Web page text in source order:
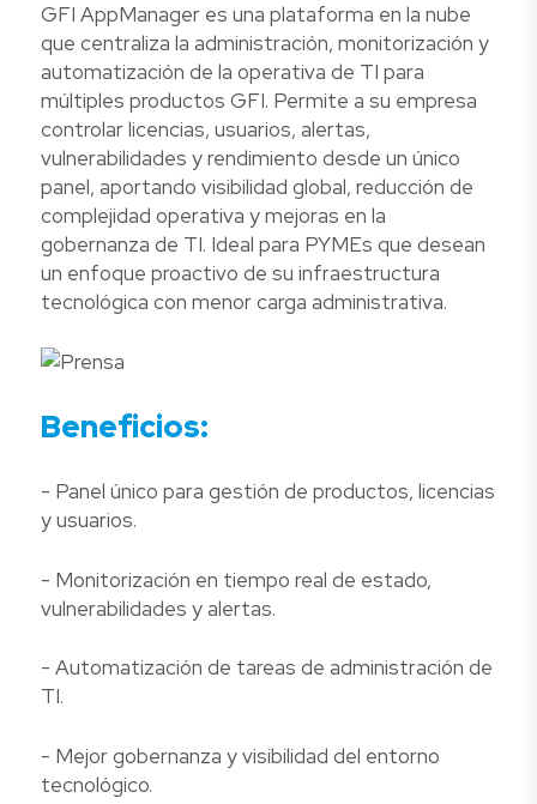
GFI AppManager es una plataforma en la nube
que centraliza la administración, monitorización y
automatización de la operativa de TI para
múltiples productos GFI. Permite a su empresa
controlar licencias, usuarios, alertas,
vulnerabilidades y rendimiento desde un único
panel, aportando visibilidad global, reducción de
complejidad operativa y mejoras en la
gobernanza de TI. Ideal para PYMEs que desean
un enfoque proactivo de su infraestructura
tecnológica con menor carga administrativa.
Beneficios:
- Panel único para gestión de productos, licencias
y usuarios.
- Monitorización en tiempo real de estado,
vulnerabilidades y alertas.
- Automatización de tareas de administración de
TI.
- Mejor gobernanza y visibilidad del entorno
tecnológico.